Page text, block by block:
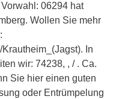
06294 hat
Wollen Sie mehr
In
wir: 74238, , / . Ca.
Sie hier einen guten
oder Entrümpelung